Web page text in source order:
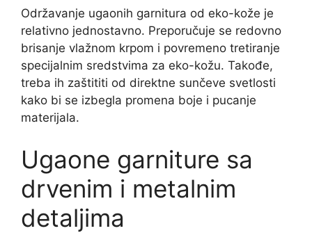
Održavanje ugaonih garnitura od eko-kože je
relativno jednostavno. Preporučuje se redovno
brisanje vlažnom krpom i povremeno tretiranje
specijalnim sredstvima za eko-kožu. Takođe,
treba ih zaštititi od direktne sunčeve svetlosti
kako bi se izbegla promena boje i pucanje
materijala.
Ugaone garniture sa
drvenim i metalnim
detaljima